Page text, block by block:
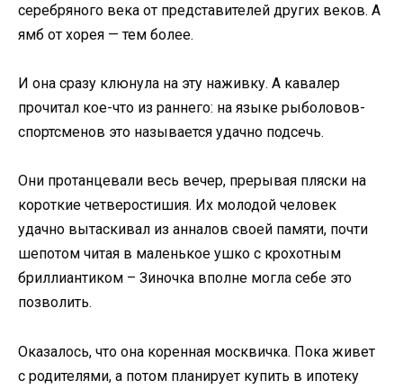
серебряного века от представителей других веков. А
ямб от хорея — тем более.
И она сразу клюнула на эту наживку. А кавалер
прочитал кое-что из раннего: на языке рыболовов-
спортсменов это называется удачно подсечь.
Они протанцевали весь вечер, прерывая пляски на
короткие четверостишия. Их молодой человек
удачно вытаскивал из анналов своей памяти, почти
шепотом читая в маленькое ушко с крохотным
бриллиантиком – Зиночка вполне могла себе это
позволить.
Оказалось, что она коренная москвичка. Пока живет
с родителями, а потом планирует купить в ипотеку